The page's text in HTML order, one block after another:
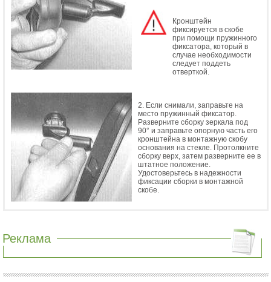
Кронштейн
фиксируется в скобе
при помощи пружинного
фиксатора, который в
случае необходимости
следует поддеть
отверткой.
2. Если снимали, заправьте на
место пружинный фиксатор.
Разверните сборку зеркала под
90° и заправьте опорную часть его
кронштейна в монтажную скобу
основания на стекле. Протолкните
сборку верх, затем разверните ее в
штатное положение.
Удостоверьтесь в надежности
фиксации сборки в монтажной
скобе.
Реклама